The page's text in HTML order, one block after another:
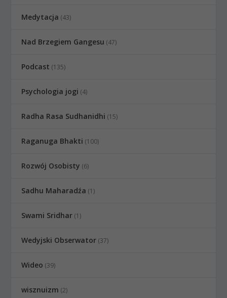
Medytacja (43)
Nad Brzegiem Gangesu (47)
Podcast (135)
Psychologia jogi (4)
Radha Rasa Sudhanidhi (15)
Raganuga Bhakti (100)
Rozwój Osobisty (6)
Sadhu Maharadźa (1)
Swami Sridhar (1)
Wedyjski Obserwator (37)
Wideo (39)
wisznuizm (2)